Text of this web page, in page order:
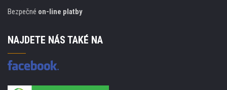
Bezpečné on-line platby
NAJDETE NÁS TAKÉ NA